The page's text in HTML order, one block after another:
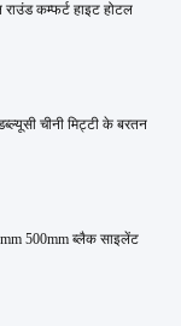
कम्फर्ट हाइट होटल
चीनी मिट्टी के बरतन
500mm ब्लैक साइलेंट